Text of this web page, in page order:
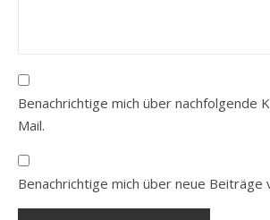
Benachrichtige mich über nachfolgende
Mail.
Benachrichtige mich über neue Beiträge